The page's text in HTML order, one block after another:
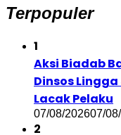
Terpopuler
1
Aksi Biadab
Dinsos Lingga
Lacak Pelaku
07/08/202607/
2